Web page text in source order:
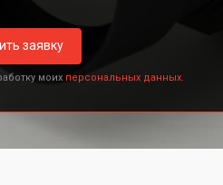
заявку
моих персональных данных.